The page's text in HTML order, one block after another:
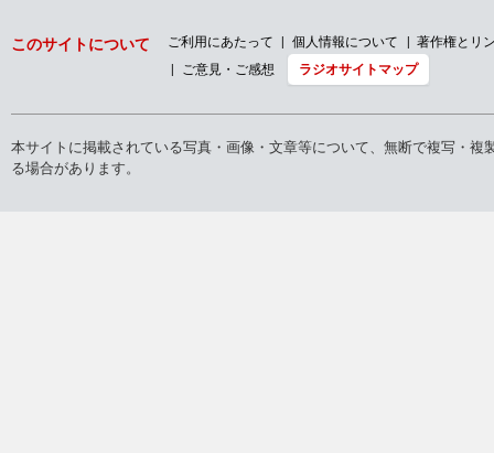
このサイトについて ご利用にあたって 個人情報について
著作権とリ
ご意見・ご感想
ラジオサイトマップ
本サイトに掲載されている写真・画像・文章等について、無断で複写・
る場合があります。